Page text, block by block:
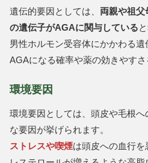
遺伝的要因としては、 両親や祖父
の遺伝子がAGAに関与している
男性ホルモン受容体にかかわる遺
AGAになる確率や薬の効きやすさ
環境要因
環境要因としては、頭皮や毛根へ
な要因が挙げられます。
ストレスや喫煙は頭皮への血行を